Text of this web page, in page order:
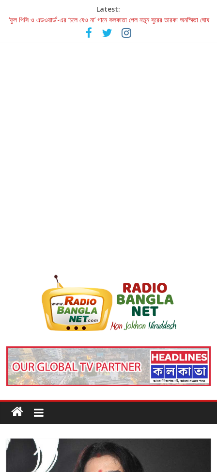
Latest:
‘ফুল পিসি ও এডওয়ার্ড’-এর ‘চলে যেও না’ গানে কলকাতা পেল নতুন সুরের তারকা অনস্মিতা ঘোষ
রবীন্দ্রনাথ ও গুলজারের সৃষ্টির মেলবন্ধনে মুগ্ধ করল ‘দুই তারার দোতারা’
কলের গান থেকে রীলস্ — বাঙালির গান শোনার বিবর্তনের গল্প